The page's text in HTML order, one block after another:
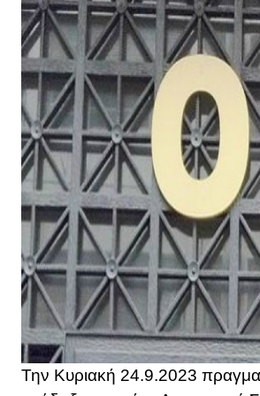
Την Κυριακή 24.9.2023